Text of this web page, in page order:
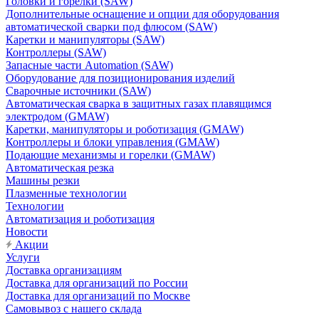
Дополнительные оснащение и опции для оборудования
автоматической сварки под флюсом (SAW)
Каретки и манипуляторы (SAW)
Контроллеры (SAW)
Запасные части Automation (SAW)
Оборудование для позиционирования изделий
Сварочные источники (SAW)
Автоматическая сварка в защитных газах плавящимся
электродом (GMAW)
Каретки, манипуляторы и роботизация (GMAW)
Контроллеры и блоки управления (GMAW)
Подающие механизмы и горелки (GMAW)
Автоматическая резка
Машины резки
Плазменные технологии
Технологии
Автоматизация и роботизация
Новости
Акции
Услуги
Доставка организациям
Доставка для организаций по России
Доставка для организаций по Москве
Самовывоз с нашего склада